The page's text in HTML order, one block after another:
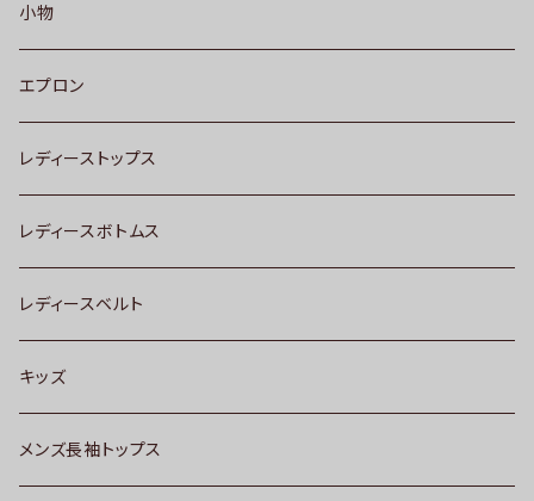
小物
エプロン
レディーストップス
レディースボトムス
レディースベルト
キッズ
メンズ長袖トップス